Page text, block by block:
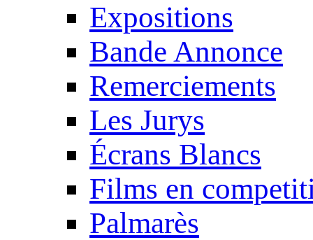
Expositions
Bande Annonce
Remerciements
Les Jurys
Écrans Blancs
Films en
Palmarès